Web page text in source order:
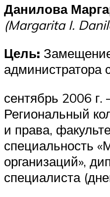
Данилова
(Margarita I.
Цель:
администратора
сентябрь 2006 г.
Региональный
и права,
специальность
организаций»,
специалиста